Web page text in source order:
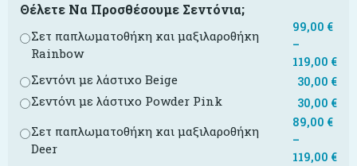
Θέλετε Να Προσθέσουμε Σεντόνια;
Σετ παπλωματοθήκη και μαξιλαροθήκη
Rainbow
99,00 €
–
119,00 €
Σεντόνι με λάστιχο Beige 30,00 €
Σεντόνι με λάστιχο Powder Pink 30,00 €
Σετ παπλωματοθήκη και μαξιλαροθήκη
Deer
89,00 €
–
119,00 €